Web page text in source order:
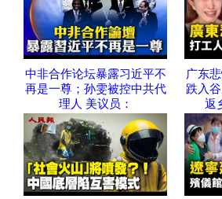
中非合作论坛暴露习近平不
再是一尊；孙雯被控中共代
理人 美议员：
广东
跌入
返